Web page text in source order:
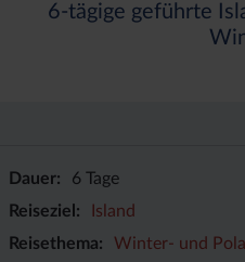
6-tägige geführte
Dauer
6 Tage
Reiseziel
Island
Reisethema
Winter- und